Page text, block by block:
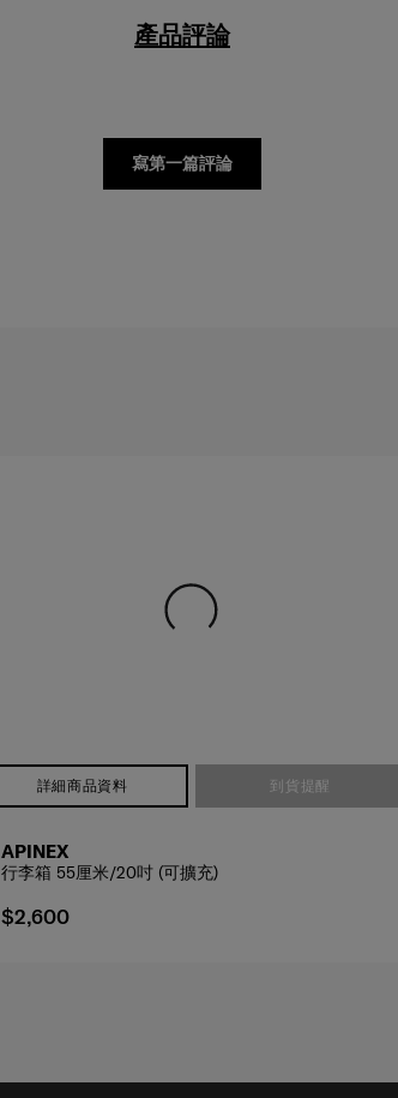
產品評論
寫第一篇評論
詳細商品資料 到貨提醒
APINEX
行李箱 55厘米/20吋 (可擴充)
$2,600